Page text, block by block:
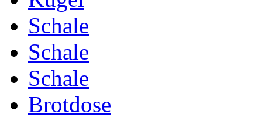
Schale
Schale
Schale
Brotdose